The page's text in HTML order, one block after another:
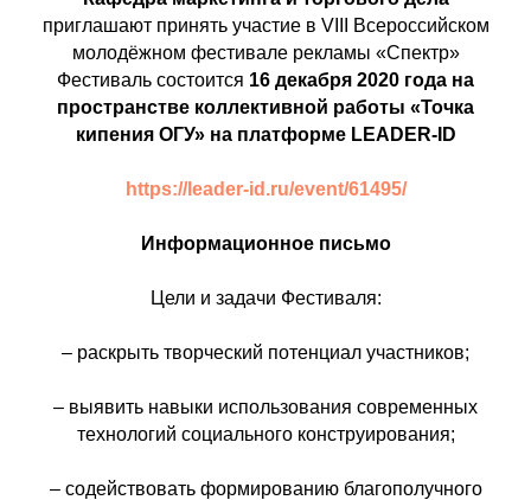
приглашают принять участие в VIII Всероссийском
молодёжном фестивале рекламы «Спектр»
Фестиваль состоится 16 декабря 2020 года на
пространстве коллективной работы «Точка
кипения ОГУ» на платформе LEA DER-ID
https://leader-id.ru/event/61495/
Информационное письмо
Цели и задачи Фестиваля:
– раскрыть творческий потенциал участников;
– выявить навыки использования современных
технологий социального конструирования;
– содействовать формированию благополучного